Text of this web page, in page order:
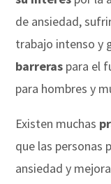
de ansiedad,
trabajo intenso y
barreras para el
para hombres y
Existen muchas
que las personas
ansiedad y